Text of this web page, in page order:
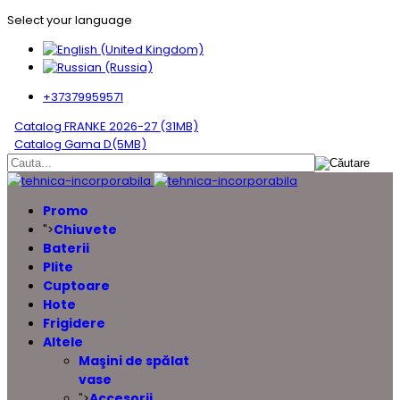
Select your language
+37379959571
Catalog FRANKE 2026-27 (31MB)
Catalog Gama D(5MB)
Promo
">Chiuvete
Baterii
Plite
Cuptoare
Hote
Frigidere
Altele
Maşini de spălat
vase